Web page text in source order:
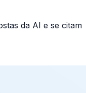
da AI e se citam